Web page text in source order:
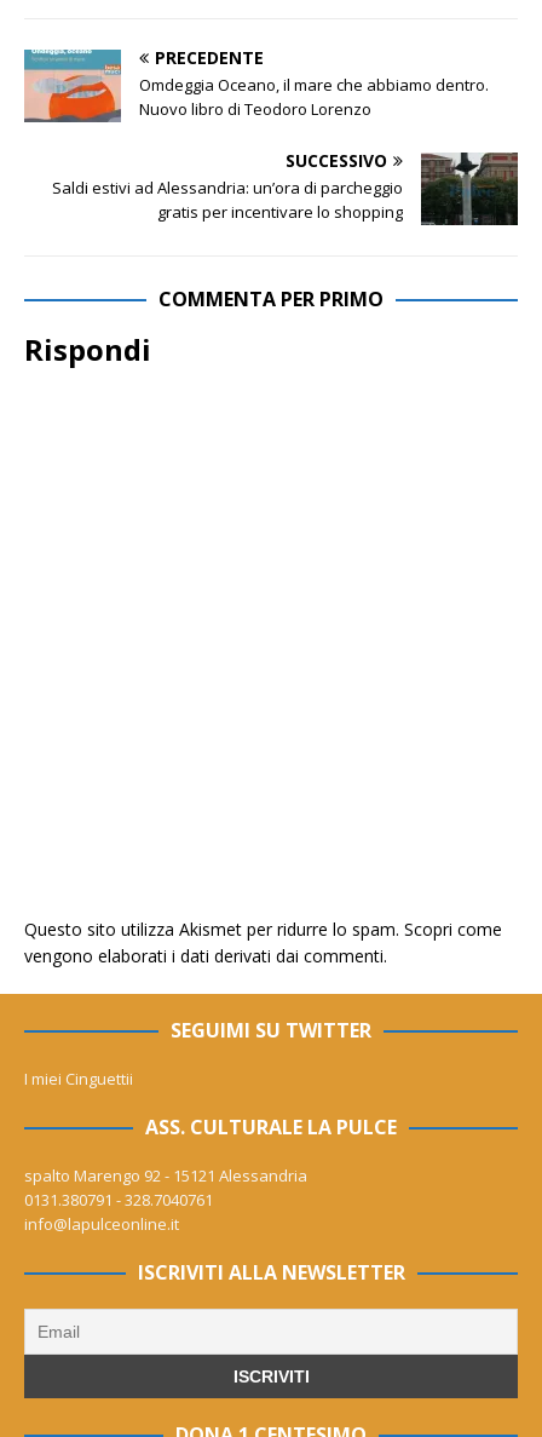
PRECEDENTE
Omdeggia Oceano, il mare che abbiamo dentro.
Nuovo libro di Teodoro Lorenzo
SUCCESSIVO
Saldi estivi ad Alessandria: un’ora di parcheggio
gratis per incentivare lo shopping
COMMENTA PER PRIMO
Rispondi
Questo sito utilizza Akismet per ridurre lo spam. Scopri come
vengono elaborati i dati derivati dai commenti.
SEGUIMI SU TWITTER
I miei Cinguettii
ASS. CULTURALE LA PULCE
spalto Marengo 92 - 15121 Alessandria
0131.380791 - 328.7040761
info@lapulceonline.it
ISCRIVITI ALLA NEWSLETTER